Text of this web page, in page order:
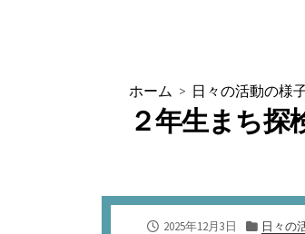
ホーム > 日々の活動の様
２年生まち探
公
2025年12月3日
カ
日々の